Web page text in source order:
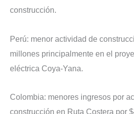
construcción.
Perú: menor actividad de
millones principalmente en el
eléctrica Coya-Yana.
Colombia: menores ingresos por
construcción en Ruta Costera por